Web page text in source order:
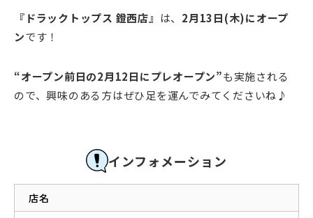
『ドラックトップス 鐙西店』 は、 2月13日(木)にオープ
ンです！
“オープン前日の2月12日にプレオープン”も実施される
ので、興味のある方はぜひ足を運んでみてくださいね♪
インフォメーション
店名